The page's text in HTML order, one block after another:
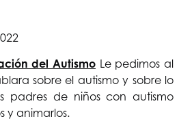
del Autismo Le pedimos al
sobre el autismo y sobre lo
padres de niños con autismo
y animarlos.